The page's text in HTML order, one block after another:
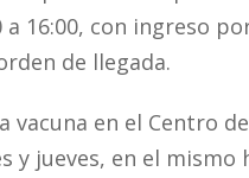
a 16:00, con ingreso
de llegada.
en el Centro
y jueves, en el mismo